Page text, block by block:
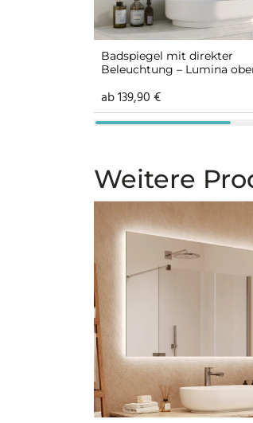
Badspiegel mit direkter
Beleuchtung – Lumina
ab139,90€
Weitere